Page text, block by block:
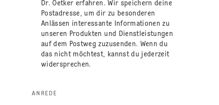
Dr. Oetker erfahren. Wir speichern deine
Postadresse, um dir zu besonderen
Anlässen interessante Informationen zu
unseren Produkten und Dienstleistungen
auf dem Postweg zuzusenden. Wenn du
das nicht möchtest, kannst du jederzeit
widersprechen.
ANREDE